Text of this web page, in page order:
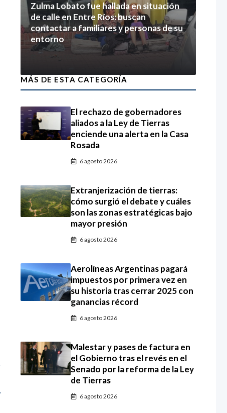
Zulma Lobato fue hallada en situación
de calle en Entre Ríos: buscan
contactar a familiares y personas de su
entorno
6 agosto 2026
MÁS DE ESTA CATEGORÍA
El rechazo de gobernadores
aliados a la Ley de Tierras
enciende una alerta en la Casa
Rosada
6 agosto 2026
Extranjerización de tierras:
cómo surgió el debate y cuáles
son las zonas estratégicas bajo
mayor presión
6 agosto 2026
Aerolíneas Argentinas pagará
impuestos por primera vez en
su historia tras cerrar 2025 con
ganancias récord
6 agosto 2026
Malestar y pases de factura en
el Gobierno tras el revés en el
Senado por la reforma de la Ley
de Tierras
6 agosto 2026